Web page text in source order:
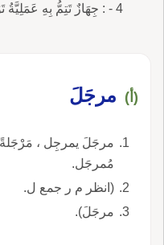
4 - : جِهَازٌ تَتِمُّ بِهِ عَمَلِيَّةُ تَوْلِيدِ البُخَارِ مِنَ الْمَاءِ أَوْ غَيْرِهِ.
(أ) مرجَلَ
مرجَلَ يمرجِل ،
مُمرجَل.
(انظر م ر جمع ل.
مرجَلَ).